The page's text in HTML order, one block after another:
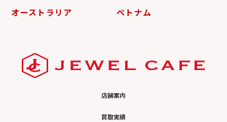
オーストラリア
ベトナム
店舗案内
買取実績